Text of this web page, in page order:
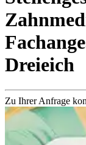
Dreieich
Zu Ihrer Anfrage